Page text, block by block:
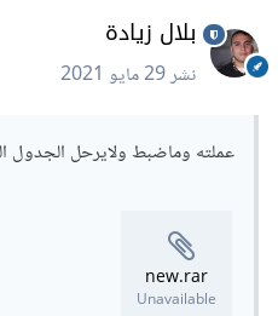
بلال زيادة
نشر29 مايو 2021
عملته وماضبط ولايرحل الجدول
new.rar
Unavailable